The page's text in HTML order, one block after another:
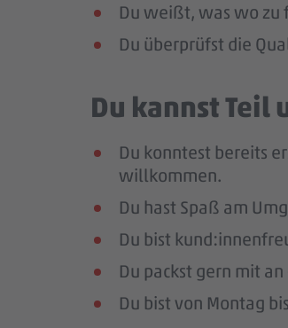
Du weißt, was wo zu
Du überprüfst die
Du kannst Teil
Du konntest bereits
willkommen.
Du hast Spaß am
Du bist
Du packst gern mit
Du bist von Montag